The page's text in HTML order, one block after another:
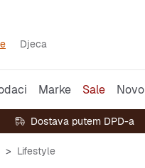
Djeca
Marke Sale Novo
Dostava putem DPD-a
Lifestyle